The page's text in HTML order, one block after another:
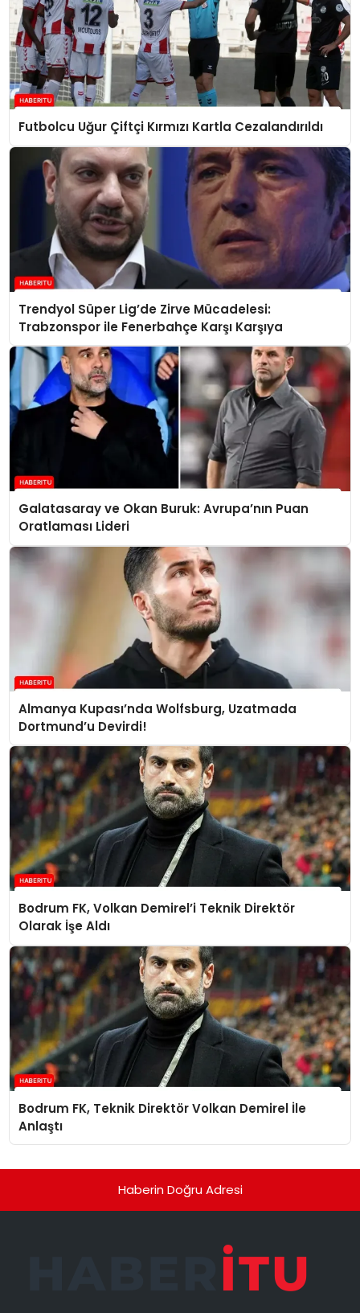
Futbolcu Uğur Çiftçi Kırmızı Kartla Cezalandırıldı
Trendyol Süper Lig’de Zirve Mücadelesi:
Trabzonspor ile Fenerbahçe Karşı Karşıya
Galatasaray ve Okan Buruk: Avrupa’nın Puan
Oratlaması Lideri
Almanya Kupası’nda Wolfsburg, Uzatmada
Dortmund’u Devirdi!
Bodrum FK, Volkan Demirel’i Teknik Direktör
Olarak İşe Aldı
Bodrum FK, Teknik Direktör Volkan Demirel İle
Anlaştı
Haberin Doğru Adresi